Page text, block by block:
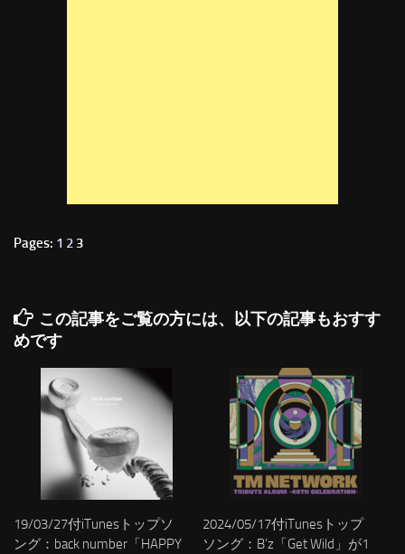
Pages: 1 2 3
この記事をご覧の方には、以下の記事もおすす
めです
19/03/27付iTunesトップソ
ング：back number「HAPPY
2024/05/17付iTunesトップ
ソング：B’z「Get Wild」が1